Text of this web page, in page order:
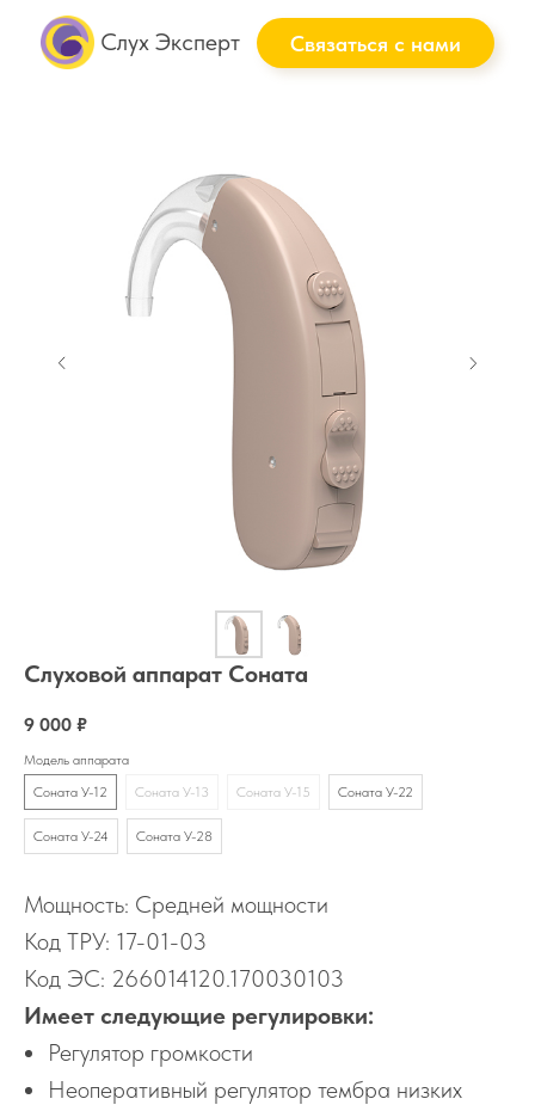
Связаться с нами
Слух Эксперт
Слуховой аппарат Соната
9 000 ₽
Модель аппарата
Соната У-12
Соната У-13 Соната У-15 Соната У-22
Соната У-24 Соната У-28
Мощность: Средней мощности
Код ТРУ: 17-01-03
Код ЭС: 266014120.170030103
Имеет следующие регулировки:
Регулятор громкости
Неоперативный регулятор тембра низких